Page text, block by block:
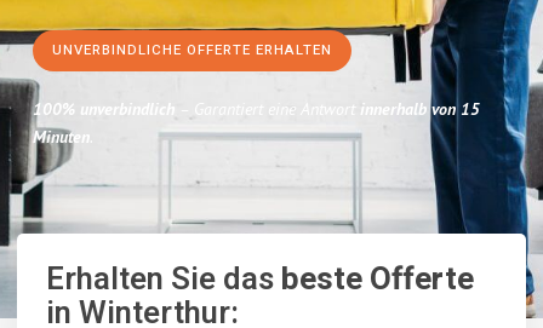
UNVERBINDLICHE OFFERTE ERHALTEN
100% unverbindlich – Garantiert eine Antwort innerhalb von 15
Minuten.
Erhalten Sie dasbeste Offerte
in Winterthur: